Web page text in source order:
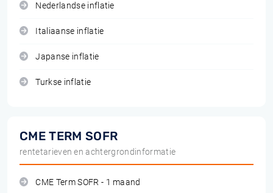
Nederlandse inflatie
Italiaanse inflatie
Japanse inflatie
Turkse inflatie
CME TERM SOFR
rentetarieven en achtergrondinformatie
CME Term SOFR - 1 maand